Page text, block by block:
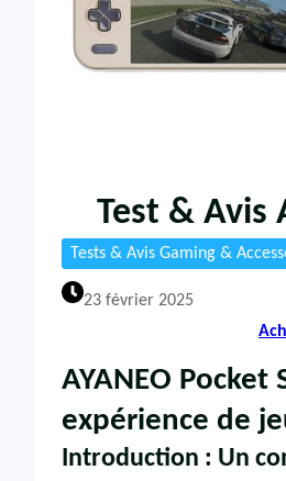
Test & Avis
Tests & Avis Gaming &
23 février 2025
AYANEO
expérience de
Introduction : Un